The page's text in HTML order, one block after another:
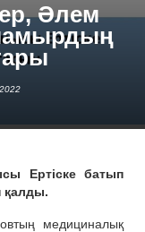
Әлем
Ертіске батып
қалды.
медициналық